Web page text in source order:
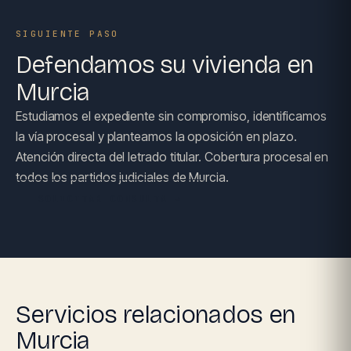
SIGUIENTE PASO
Defendamos su vivienda en
Murcia
Estudiamos el expediente sin compromiso, identificamos
la vía procesal y planteamos la oposición en plazo.
Atención directa del letrado titular. Cobertura procesal en
todos los partidos judiciales de Murcia.
Servicios relacionados en
Murcia